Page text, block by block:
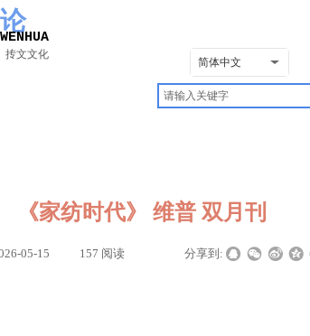
WENHUA
抟文文化
简体中文
《家纺时代》 维普 双月刊
05-15 157 阅读 分享到: